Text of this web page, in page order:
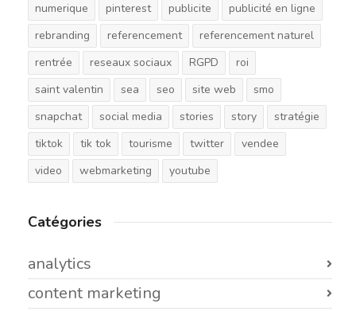
numerique
pinterest publicite
publicité en ligne
rebranding
referencement
referencement naturel
rentrée
reseaux sociaux RGPD
roi
saint valentin
sea seo site web
smo
snapchat
social media stories story
stratégie
tiktok
tik tok tourisme twitter
vendee
video
webmarketing youtube
Catégories
analytics
content marketing